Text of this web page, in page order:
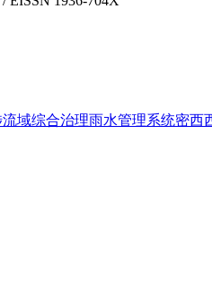
流域综合治理雨水管理系统密西